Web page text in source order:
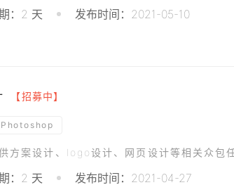
：2 天 发布时间：2021-05-10
【招募中】
Photoshop
方案设计、logo设计、网页设计等相关众包
：2 天 发布时间：2021-04-27